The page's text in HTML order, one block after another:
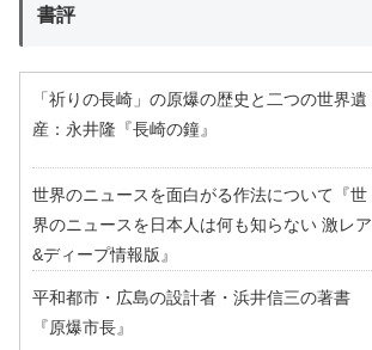
書評
「祈りの長崎」の原爆の歴史と二つの世界遺
産：永井隆『長崎の鐘』
世界のニュースを面白がる作法について『世
界のニュースを日本人は何も知らない 激レア
&ディープ情報版』
平和都市・広島の設計者・浜井信三の著書
『原爆市長』